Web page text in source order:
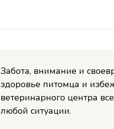
Забота, внимание и
здоровье питомца и
ветеринарного центра
любой ситуации.